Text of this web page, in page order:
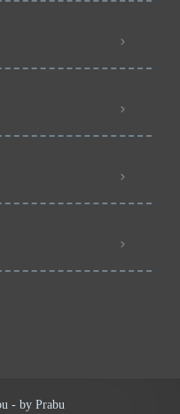
- by Prabu